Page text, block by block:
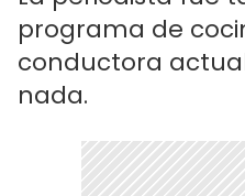
programa de
conductora
nada.